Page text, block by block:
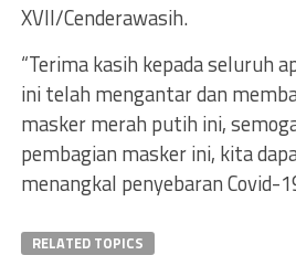
XVII/Cenderawasih.
“Terima kasih kepada seluruh
ini telah mengantar dan
masker merah putih ini,
pembagian masker ini, kita
menangkal penyebaran Covid-
RELATED TOPICS